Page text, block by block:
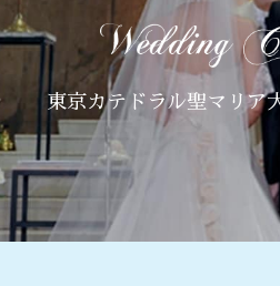
東京カテドラル聖マリア